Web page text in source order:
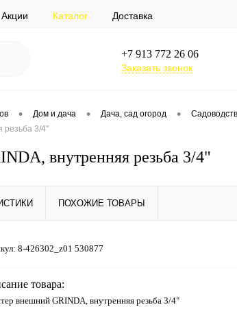
Акции Каталог Доставка
+7 913 772 26 06
Заказать звонок
• Дом и дача • Дача, сад огород •
резьба 3/4"
внутренняя резьба 3/4"
ПОХОЖИЕ ТОВАРЫ
8-426302_z01 530877
товара:
внешний GRINDA, внутренняя резьба 3/4"